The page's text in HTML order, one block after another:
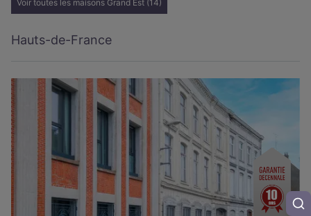
Voir toutes les maisons Grand Est (14)
Hauts-de-France